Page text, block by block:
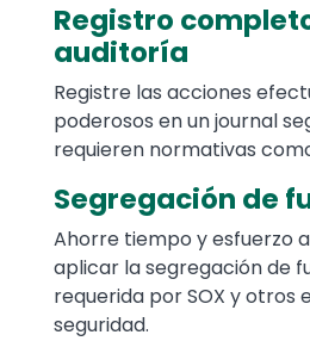
Registro
auditoría
Registre las acciones
poderosos en un journal
requieren normativas como
Segregación de
Ahorre tiempo y esfuerzo
aplicar la segregación de
requerida por SOX y otros
seguridad.